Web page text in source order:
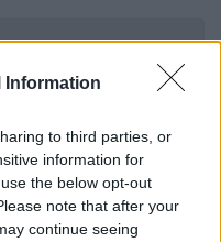
Information
to third parties, or
information for
the below opt-out
note that after your
continue seeing
στην
αεροπλάνο
αεροπορικό